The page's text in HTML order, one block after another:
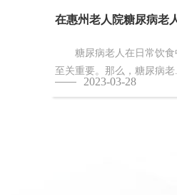
在惠州老人院糖尿病老
糖尿病老人在日常饮食
至关重要。那么，糖尿病老
2023-03-28